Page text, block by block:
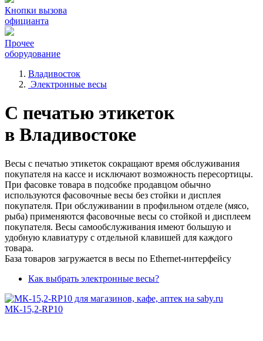
Кнопки вызова
официанта
Прочее
оборудование
Владивосток
Электронные весы
С печатью этикеток
в Владивостоке
Весы с печатью этикеток сокращают время обслуживания
покупателя на кассе и исключают возможность пересортицы.
При фасовке товара в подсобке продавцом обычно
используются фасовочные весы без стойки и дисплея
покупателя. При обслуживании в профильном отделе (мясо,
рыба) применяются фасовочные весы со стойкой и дисплеем
покупателя. Весы самообслуживания имеют большую и
удобную клавиатуру с отдельной клавишей для каждого
товара.
База товаров загружается в весы по Ethernet-интерфейсу
Как выбрать электронные весы?
МК-15,2-RP10